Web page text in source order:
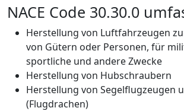
NACE Code 30.30.0
Herstellung von Luftfahrzeugen
von Gütern oder Personen, für
sportliche und andere Zwecke
Herstellung von Hubschraubern
Herstellung von Segelflugzeugen
(Flugdrachen)